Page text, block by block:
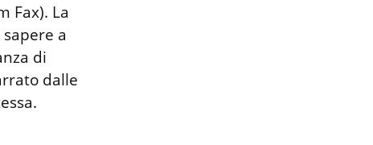
Fax). La
a
di
dalle